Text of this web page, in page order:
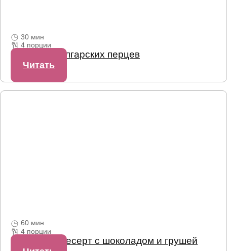
30 мин
4 порции
Паста из болгарских перцев
Читать
60 мин
4 порции
Веганский десерт с шоколадом и грушей